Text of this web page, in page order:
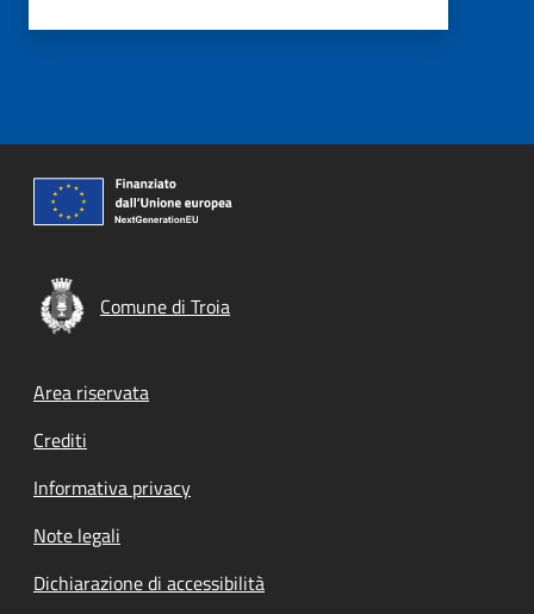
Comune di Troia
Footer menu
Area riservata
Crediti
Informativa privacy
Note legali
Dichiarazione di accessibilità